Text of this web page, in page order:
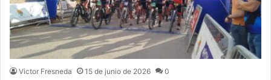
Victor Fresneda 15 de junio de 2026 0